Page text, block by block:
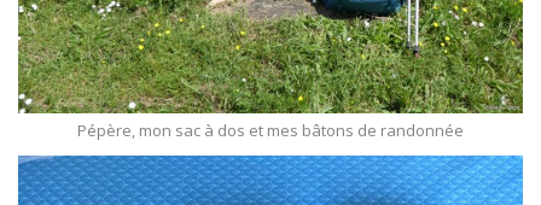
Pépère, mon sac à dos et mes bâtons de randonnée